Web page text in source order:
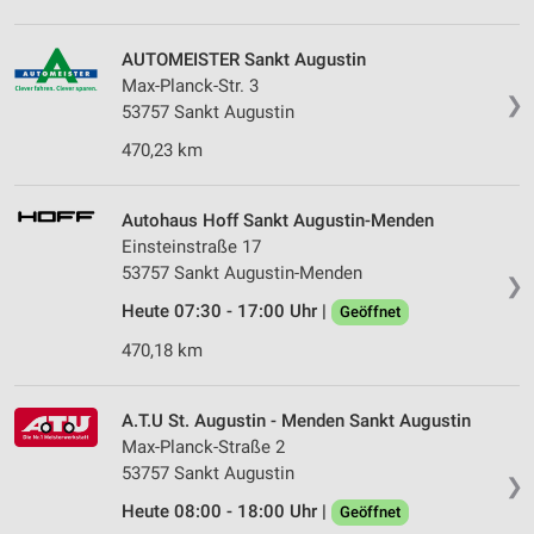
❯
AUTOMEISTER Sankt Augustin
Max-Planck-Str. 3
53757 Sankt Augustin
470,23 km
❯
Autohaus Hoff Sankt Augustin-Menden
Einsteinstraße 17
53757 Sankt Augustin-Menden
Heute 07:30 - 17:00 Uhr |
Geöffnet
470,18 km
❯
A.T.U St. Augustin - Menden Sankt Augustin
Max-Planck-Straße 2
53757 Sankt Augustin
Heute 08:00 - 18:00 Uhr |
Geöffnet
Erstellung von Profilen zur Personalisierung
von Inhalten
Verwendung von Profilen zur Auswahl
Messung der Werbeleistung
Messung der Performance von Inhalten
Analyse von Zielgruppen durch Statistiken oder
Kombinationen von Daten aus verschiedenen
Entwicklung und Verbesserung der Angebote
Verwendung reduzierter Daten zur Auswahl von
IAB-Besonderheiten: